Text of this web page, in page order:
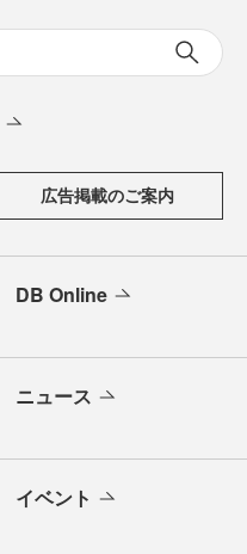
広告掲載のご案内
DB Online
ニュース
イベント